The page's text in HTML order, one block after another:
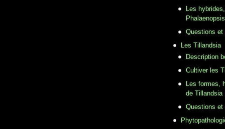
Les
Phalaenopsis
Questions et
Les Tillandsia
Description
Cultiver les
Les formes,
de Tillandsia
Questions et